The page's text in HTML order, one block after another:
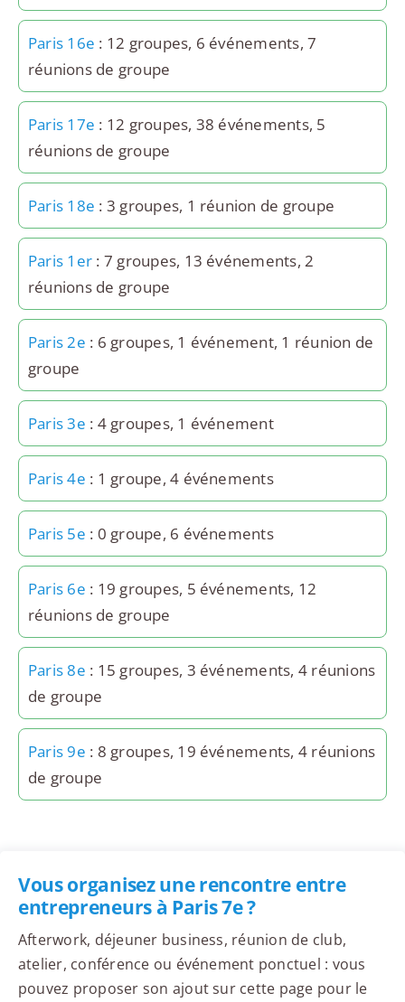
Paris 16e : 12 groupes, 6 événements, 7
réunions de groupe
Paris 17e : 12 groupes, 38 événements, 5
réunions de groupe
Paris 18e : 3 groupes, 1 réunion de groupe
Paris 1er : 7 groupes, 13 événements, 2
réunions de groupe
Paris 2e : 6 groupes, 1 événement, 1 réunion de
groupe
Paris 3e : 4 groupes, 1 événement
Paris 4e : 1 groupe, 4 événements
Paris 5e : 0 groupe, 6 événements
Paris 6e : 19 groupes, 5 événements, 12
réunions de groupe
Paris 8e : 15 groupes, 3 événements, 4 réunions
de groupe
Paris 9e : 8 groupes, 19 événements, 4 réunions
de groupe
Vous organisez une rencontre entre
entrepreneurs à Paris 7e ?
Afterwork, déjeuner business, réunion de club,
atelier, conférence ou événement ponctuel : vous
pouvez proposer son ajout sur cette page pour le